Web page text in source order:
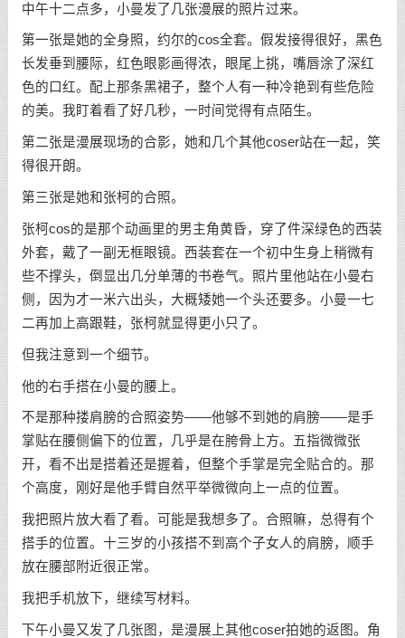
中午十二点多，小曼发了几张漫展的照片过来。
第一张是她的全身照，约尔的cos全套。假发接得很好，黑色
长发垂到腰际，红色眼影画得浓，眼尾上挑，嘴唇涂了深红
色的口红。配上那条黑裙子，整个人有一种冷艳到有些危险
的美。我盯着看了好几秒，一时间觉得有点陌生。
第二张是漫展现场的合影，她和几个其他coser站在一起，笑
得很开朗。
第三张是她和张柯的合照。
张柯cos的是那个动画里的男主角黄昏，穿了件深绿色的西装
外套，戴了一副无框眼镜。西装套在一个初中生身上稍微有
些不撑头，倒显出几分单薄的书卷气。照片里他站在小曼右
侧，因为才一米六出头，大概矮她一个头还要多。小曼一七
二再加上高跟鞋，张柯就显得更小只了。
但我注意到一个细节。
他的右手搭在小曼的腰上。
不是那种搂肩膀的合照姿势——他够不到她的肩膀——是手
掌贴在腰侧偏下的位置，几乎是在胯骨上方。五指微微张
开，看不出是搭着还是握着，但整个手掌是完全贴合的。那
个高度，刚好是他手臂自然平举微微向上一点的位置。
我把照片放大看了看。可能是我想多了。合照嘛，总得有个
搭手的位置。十三岁的小孩搭不到高个子女人的肩膀，顺手
放在腰部附近很正常。
我把手机放下，继续写材料。
下午小曼又发了几张图，是漫展上其他coser拍她的返图。角